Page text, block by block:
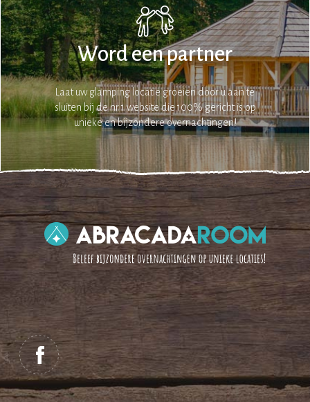
Word een partner
Laat uw glamping locatie groeien door u aan te
sluiten bij de nr 1 website die 100% gericht is op
unieke en bijzondere overnachtingen!